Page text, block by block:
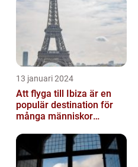
13 januari 2024
Att flyga till Ibiza är en
populär destination för
många människor